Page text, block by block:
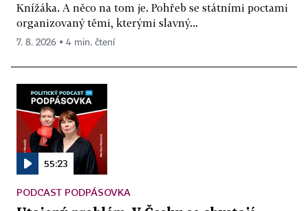
Knížáka. A něco na tom je. Pohřeb se státními poctami
organizovaný těmi, kterými slavný...
7. 8. 2026 ▪ 4 min. čtení
55:23
PODCAST PODPÁSOVKA